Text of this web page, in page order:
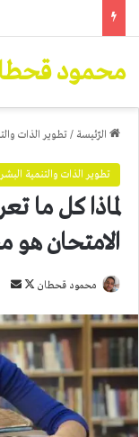
محمود
الرّئيسة /تطوير الذات
تطوير الذات والتنمية
لماذا كل ما
الامتحان هو
محمود قحطان
تابع
X